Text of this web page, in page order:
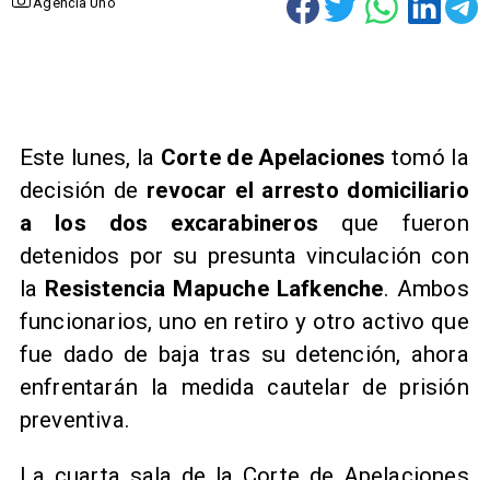
Este lunes, la Corte de Apelaciones tomó la
decisión de revocar el arresto domiciliario
a los dos excarabineros que fueron
detenidos por su presunta vinculación con
la Resistencia Mapuche Lafkenche. Ambos
funcionarios, uno en retiro y otro activo que
fue dado de baja tras su detención, ahora
enfrentarán la medida cautelar de prisión
preventiva.